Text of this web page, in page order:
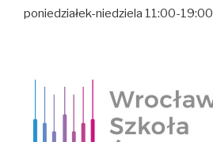
poniedziałek-niedziela 11:00-19:00